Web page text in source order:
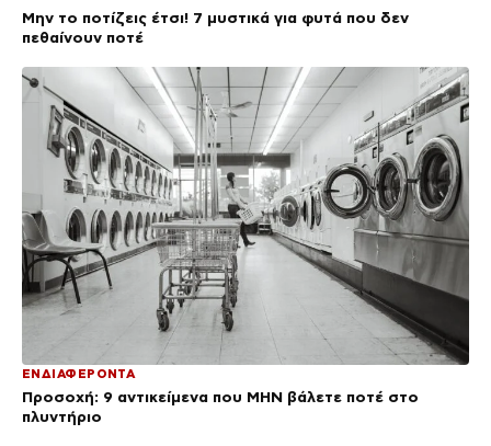
Μην το ποτίζεις έτσι! 7 μυστικά για φυτά που δεν
πεθαίνουν ποτέ
ΕΝΔΙΑΦΕΡΟΝΤΑ
Προσοχή: 9 αντικείμενα που ΜΗΝ βάλετε ποτέ στο
πλυντήριο